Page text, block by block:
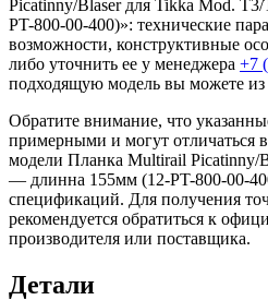
Picatinny/Blaser для Tikka Mod.
PT-800-00-400)»: технические
возможности, конструктивные
либо уточнить ее у менеджера +7
подходящую модель вы можете из
Обратите внимание, что
примерными и могут отличаться
модели Планка Multirail Picatinny/
— длинна 155мм (12-PT-800-00-
спецификаций. Для получения
рекомендуется обратиться к
производителя или поставщика.
Детали